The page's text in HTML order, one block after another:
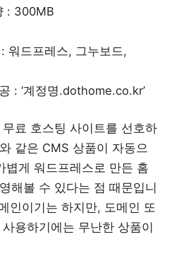
: 300MB
워드프레스, 그누보드,
: ‘계정명.dothome.co.kr’
료 호스팅 사이트를 선호하
같은 CMS 상품이 자동으
볍게 워드프레스로 만든 홈
해볼 수 있다는 점 때문입니
인이기는 하지만, 도메인 또
용하기에는 무난한 상품이